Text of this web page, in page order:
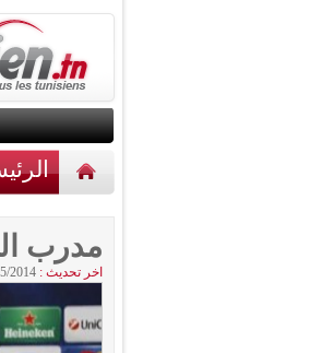
مدرب
اخر تحديث : 05/05/2014